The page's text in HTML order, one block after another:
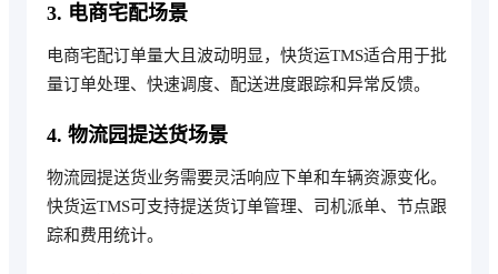
3. 电商宅配场景
电商宅配订单量大且波动明显，快货运TMS适合用于批
量订单处理、快速调度、配送进度跟踪和异常反馈。
4. 物流园提送货场景
物流园提送货业务需要灵活响应下单和车辆资源变化。
快货运TMS可支持提送货订单管理、司机派单、节点跟
踪和费用统计。